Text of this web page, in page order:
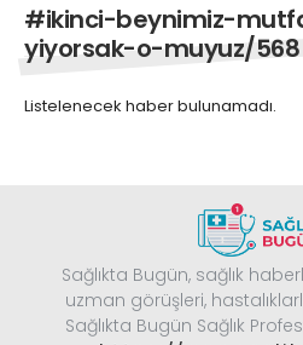
#ikinci-beynimiz-
yiyorsak-o-muyuz/568
Listelenecek haber bulunamadı.
Sağlıkta Bugün, sağlık
uzman görüşleri,
Sağlıkta Bugün Sağlık
ÜROLOJİ
DİĞER
DİŞ
BEYİN
Güncel